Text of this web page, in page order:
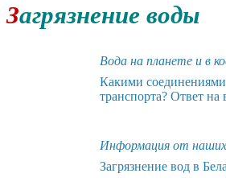
Загрязнение воды
Вода на планете и в
Какими соединениями
транспорта? Ответ на
Информация от
Загрязнение вод в